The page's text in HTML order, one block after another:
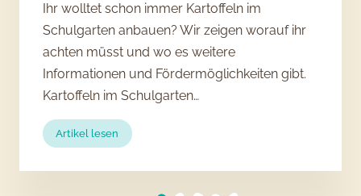
Ihr wolltet schon immer Kartoffeln im
Schulgarten anbauen? Wir zeigen worauf ihr
achten müsst und wo es weitere
Informationen und Fördermöglichkeiten gibt.
Kartoffeln im Schulgarten…
Artikel lesen
Anbauanleitung